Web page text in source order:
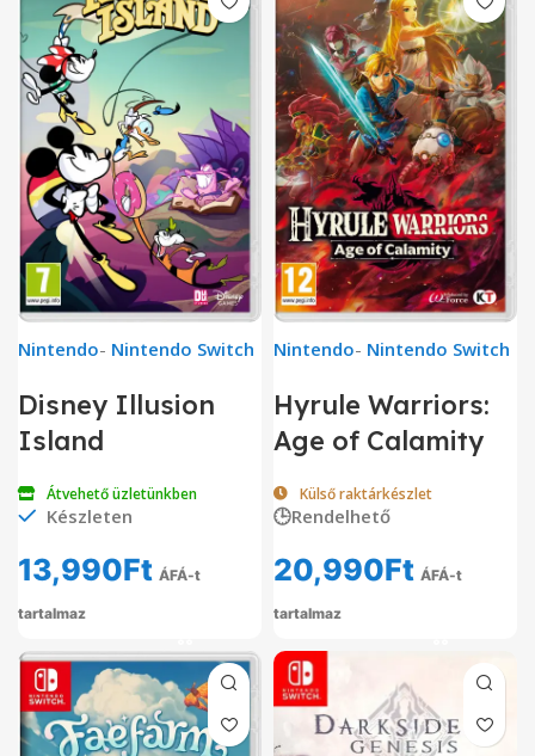
Nintendo- Nintendo Switch
Disney Illusion
Island
Átvehető üzletünkben
Készleten
13,990Ft ÁFÁ-t
tartalmaz
Nintendo- Nintendo Switch
Hyrule Warriors:
Age of Calamity
Külső raktárkészlet
🕒Rendelhető
20,990Ft ÁFÁ-t
tartalmaz